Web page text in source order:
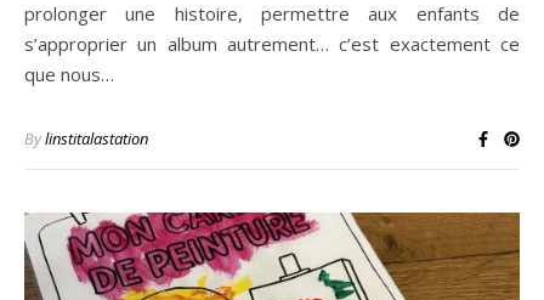
prolonger une histoire, permettre aux enfants de
s’approprier un album autrement… c’est exactement ce
que nous…
Bylinstitalastation